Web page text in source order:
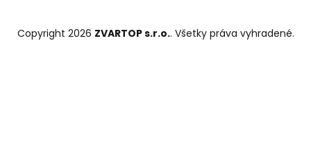
Copyright 2026 ZVARTOP s.r.o.. Všetky práva vyhradené.